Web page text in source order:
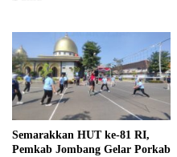
Semarakkan HUT ke-81 RI,
Pemkab Jombang Gelar Porkab